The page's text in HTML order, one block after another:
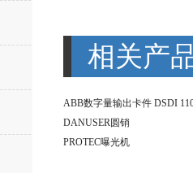
相关产
ABB数字量输出卡件 DSDI
DANUSER圆销
PROTEC曝光机